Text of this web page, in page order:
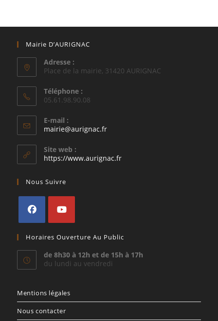
Mairie D’AURIGNAC
Adresse :
Place de la mairie, 31420 AURIGNAC
Téléphone :
05.61.98.90.08
E-mail :
mairie@aurignac.frS’ouvre
application
Site web :
https://www.aurignac.fr
Nous Suivre
dans
un
nouvel
dans
un
nouvel
Horaires Ouverture Au Public
de 8h30 à 12h et de 15h à 17h
du lundi au vendredi
Mentions légales
Nous contacter